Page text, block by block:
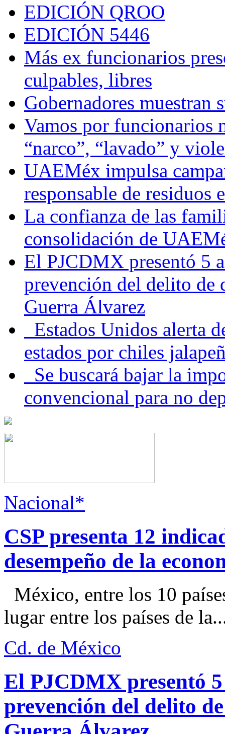
EDICIÓN QROO
EDICIÓN 5446
Más ex funcionarios
culpables, libres
Gobernadores muestran
Vamos por funcionarios
“narco”, “lavado” y
UAEMéx impulsa
responsable de residuos
La confianza de las
consolidación de
El PJCDMX presentó 5
prevención del delito de
Guerra Álvarez
Estados Unidos alerta
estados por chiles
Se buscará bajar la
convencional para no
Nacional*
CSP presenta 12
desempeño de la
México, entre los 10
lugar entre los países de
Cd. de México
El PJCDMX presentó
prevención del delito